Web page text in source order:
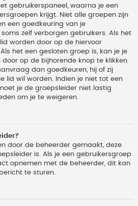
gebruikerspaneel, waarna je een
krijgt. Niet alle groepen zijn
een goedkeuring van je
zelf verborgen gebruikers. Als het
worden door op de hiervoor
het een gesloten groep is, kan je je
op de bijhorende knop te klikken.
dan goedkeuren, hij of zij
lid wil worden. Indien je niet tot een
je de groepsleider niet lastig
om je te weigeren.
door de beheerder gemaakt, deze
is. Als je een gebruikersgroep
opnemen met de beheerder, dit kan
te sturen.